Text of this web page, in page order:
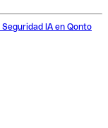
Seguridad IA en Qonto